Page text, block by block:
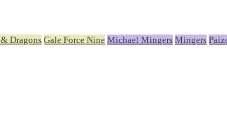
Dragons Gale Force Nine Michael Mingers Mingers